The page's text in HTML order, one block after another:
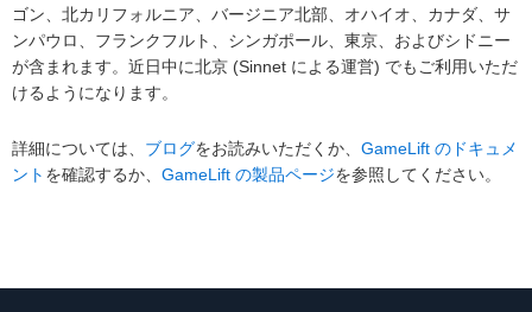
ゴン、北カリフォルニア、バージニア北部、オハイオ、カナダ、サ
ンパウロ、フランクフルト、シンガポール、東京、およびシドニー
が含まれます。近日中に北京 (Sinnet による運営) でもご利用いただ
けるようになります。
詳細については、 ブログをお読みいただくか、 GameLift のドキュメ
ント を確認するか、 GameLift の製品ページを参照してください。